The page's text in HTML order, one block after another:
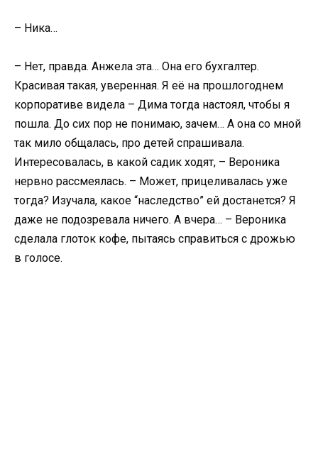
– Ника…
– Нет, правда. Анжела эта… Она его бухгалтер.
Красивая такая, уверенная. Я её на прошлогоднем
корпоративе видела – Дима тогда настоял, чтобы я
пошла. До сих пор не понимаю, зачем… А она со мной
так мило общалась, про детей спрашивала.
Интересовалась, в какой садик ходят, – Вероника
нервно рассмеялась. – Может, прицеливалась уже
тогда? Изучала, какое “наследство” ей достанется? Я
даже не подозревала ничего. А вчера… – Вероника
сделала глоток кофе, пытаясь справиться с дрожью
в голосе.